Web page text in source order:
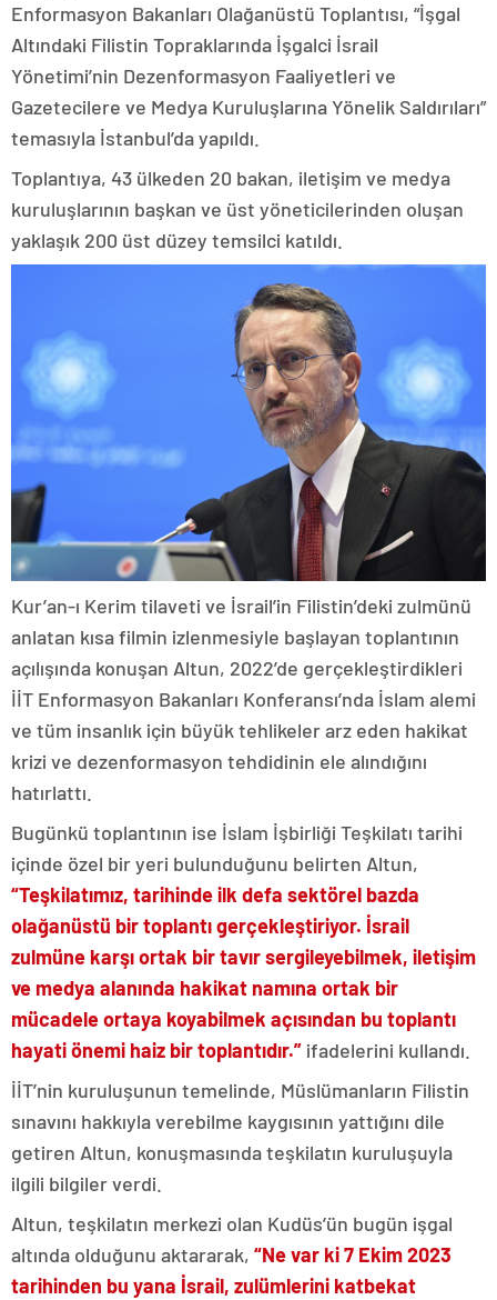
Enformasyon Bakanları Olağanüstü Toplantısı, “İşgal
Altındaki Filistin Topraklarında İşgalci İsrail
Yönetimi’nin Dezenformasyon Faaliyetleri ve
Gazetecilere ve Medya Kuruluşlarına Yönelik Saldırıları”
temasıyla İstanbul’da yapıldı.
Toplantıya, 43 ülkeden 20 bakan, iletişim ve medya
kuruluşlarının başkan ve üst yöneticilerinden oluşan
yaklaşık 200 üst düzey temsilci katıldı.
Kur’an-ı Kerim tilaveti ve İsrail’in Filistin’deki zulmünü
anlatan kısa filmin izlenmesiyle başlayan toplantının
açılışında konuşan Altun, 2022’de gerçekleştirdikleri
İİT Enformasyon Bakanları Konferansı’nda İslam alemi
ve tüm insanlık için büyük tehlikeler arz eden hakikat
krizi ve dezenformasyon tehdidinin ele alındığını
hatırlattı.
Bugünkü toplantının ise İslam İşbirliği Teşkilatı tarihi
içinde özel bir yeri bulunduğunu belirten Altun,
“Teşkilatımız, tarihinde ilk defa sektörel bazda
olağanüstü bir toplantı gerçekleştiriyor. İsrail
zulmüne karşı ortak bir tavır sergileyebilmek, iletişim
ve medya alanında hakikat namına ortak bir
mücadele ortaya koyabilmek açısından bu toplantı
hayati önemi haiz bir toplantıdır.” ifadelerini kullandı.
İİT’nin kuruluşunun temelinde, Müslümanların Filistin
sınavını hakkıyla verebilme kaygısının yattığını dile
getiren Altun, konuşmasında teşkilatın kuruluşuyla
ilgili bilgiler verdi.
Altun, teşkilatın merkezi olan Kudüs’ün bugün işgal
altında olduğunu aktararak, “Ne var ki 7 Ekim 2023
tarihinden bu yana İsrail, zulümlerini katbekat